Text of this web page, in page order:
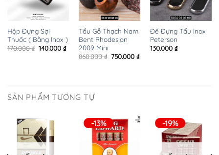
Hộp Đựng Sợi
Thuốc ( Bằng Inox )
170.000₫ Giá
140.000 ₫Giá
Tẩu Gỗ Thạch Nam
Bent Rhodesian
2009 Mini
860.000₫ Giá
750.000 ₫Giá
Đế Đựng Tẩu Inox
Peterson
130.000 ₫
SẢN PHẨM TƯƠNG TỰ
-13% -19%